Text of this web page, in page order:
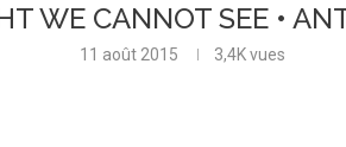
WE CANNOT SEE •
11 août 2015 3,4Kvues